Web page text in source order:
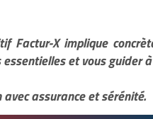
X implique
et vous guider
assurance et sérénité.